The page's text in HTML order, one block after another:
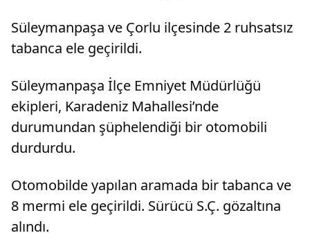
Süleymanpaşa ve Çorlu ilçesinde 2 ruhsatsız
tabanca ele geçirildi.
Süleymanpaşa İlçe Emniyet Müdürlüğü
ekipleri, Karadeniz Mahallesi’nde
durumundan şüphelendiği bir otomobili
durdurdu.
Otomobilde yapılan aramada bir tabanca ve
8 mermi ele geçirildi. Sürücü S.Ç. gözaltına
alındı.